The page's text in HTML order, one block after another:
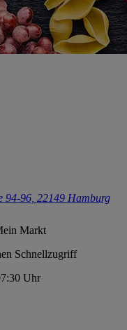
94-96, 22149 Hamburg
Markt
Schnellzugriff
Uhr